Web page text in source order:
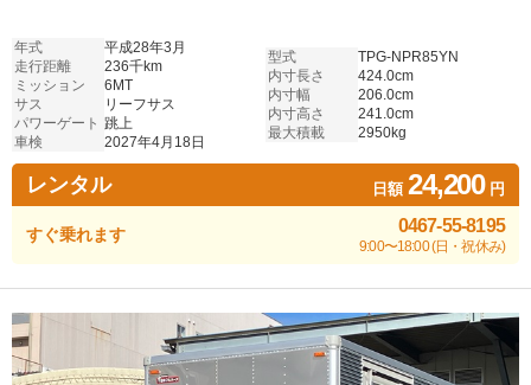
年式
平成28年3月
走行距離
236千km
ミッション
6MT
サス
リーフサス
パワーゲート 跳上
車検
2027年4月18日
型式
TPG-NPR85YN
内寸長さ
424.0cm
内寸幅
206.0cm
内寸高さ
241.0cm
最大積載
2950kg
レンタル 日額24,200円
すぐ乗れます 0467-55-8195
9:00〜18:00 (日・祝休み)